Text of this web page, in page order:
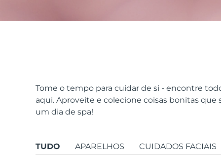
Tome o tempo para cuidar de si - encontre
aqui. Aproveite e colecione coisas bonitas
um dia de spa!
TUDO APARELHOS CUIDADOS FACIAIS
FAQ™ Dual LED Panel